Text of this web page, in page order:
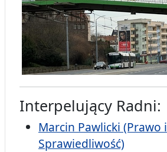
Interpelujący Radni:
Marcin Pawlicki (Prawo i
Sprawiedliwość)